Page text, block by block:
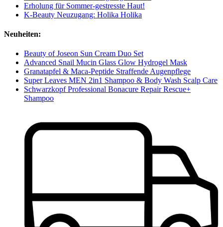
Erholung für Sommer-gestresste Haut!
K-Beauty Neuzugang: Holika Holika
Neuheiten:
Beauty of Joseon Sun Cream Duo Set
Advanced Snail Mucin Glass Glow Hydrogel Mask
Granatapfel & Maca-Peptide Straffende Augenpflege
Super Leaves MEN 2in1 Shampoo & Body Wash Scalp Care
Schwarzkopf Professional Bonacure Repair Rescue+
Shampoo